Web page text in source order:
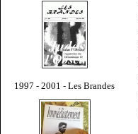
1997 - 2001 - Les Brandes